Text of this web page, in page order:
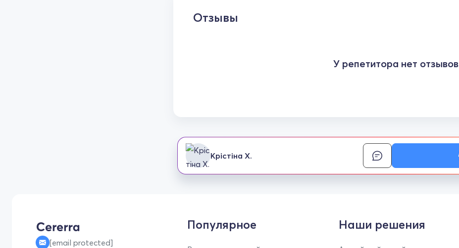
Отзывы
У репетитора нет отзывов
Крістіна Х.
[email protected]
Популярное Наши решения